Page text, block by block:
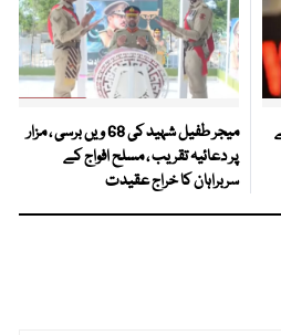
میجر طفیل شہید کی 68 ویں برسی ، مزار
پر دعائیہ تقریب ، مسلح افواج کے
سربراہان کا خراج عقیدت